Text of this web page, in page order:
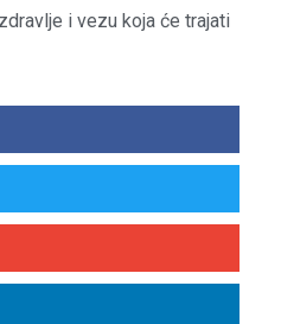
i vezu koja će trajati